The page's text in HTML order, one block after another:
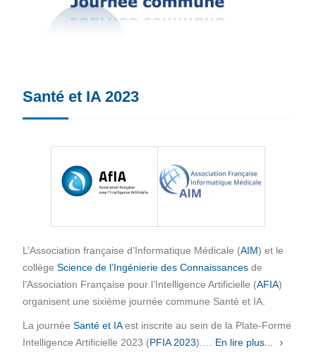
Santé et IA 2023
L’Association française d’Informatique Médicale (AIM) et le
collège Science de l’Ingénierie des Connaissancesde
l’Association Française pour l’Intelligence Artificielle (AFIA)
organisent une sixième journée commune Santé et IA.
La journée Santé et IAest inscrite au sein de la Plate-Forme
Intelligence Artificielle 2023 (PFIA 2023).… En lire plus...